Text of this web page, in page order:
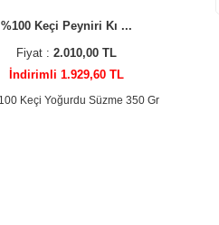
%100 Keçi Peyniri Kı ...
Fiyat : 2.010,00 TL
İndirimli 1.929,60 TL